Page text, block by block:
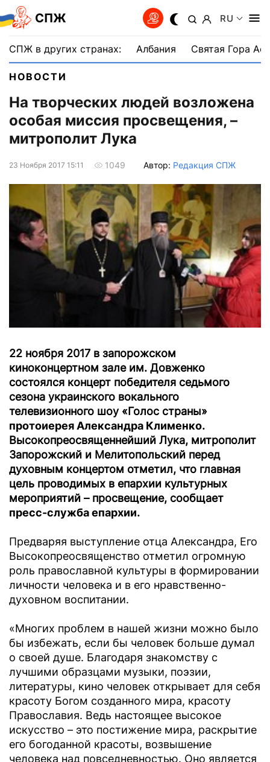
СПЖ RU
СПЖ в других странах: Албания Святая Гора
НОВОСТИ
На творческих людей возложена
особая миссия просвещения, –
митрополит Лука
23 Ноября 2017 15:11 1049 Автор: Редакция СПЖ
22 ноября 2017 в запорожском
киноконцертном зале им. Довженко
состоялся концерт победителя седьмого
сезона украинского вокального
телевизионного шоу «Голос страны»
протоиерея Александра Клименко.
Высокопреосвященнейший Лука, митрополит
Запорожский и Мелитопольский перед
духовным концертом отметил, что главная
цель проводимых в епархии культурных
мероприятий – просвещение, сообщает
пресс-служба епархии.
Предваряя выступление отца Александра, Его
Высокопреосвященство отметил огромную
роль православной культуры в формировании
личности человека и в его нравственно-
духовном воспитании.
«Многих проблем в нашей жизни можно было
бы избежать, если бы человек больше думал
о своей душе. Благодаря знакомству с
лучшими образцами музыки, поэзии,
литературы, кино человек открывает для себя
красоту Богом созданного мира, красоту
Православия. Ведь настоящее высокое
искусство – это постижение мира, раскрытие
его богоданной красоты, возвышение
человека над повседневностью. Оно является